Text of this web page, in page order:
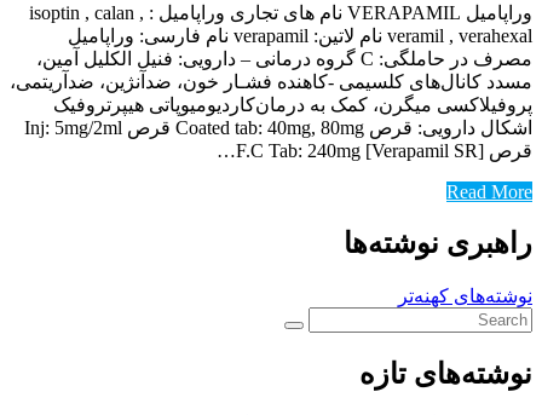
وراپامیل VERAPAMIL نام های تجاری وراپامیل : isoptin , calan ,
veramil , verahexal نام لاتین: verapamil نام فارسی: وراپامیل
مصرف در حاملگی: C گروه درمانی – دارویی: فنیل الکلیل آمین‌،
مسدد کانال‌های کلسیمی -‌کاهنده فشـار خون‌، ضدآنژین‌، ضدآریتمی‌،
پروفیلاکسی میگرن‌،‌ کمک به درمان‌کاردیومیوپاتی هیپرتروفیک‌
اشکال دارویی: قرص Coated tab: 40mg, 80mg قرص Inj: 5mg/2ml
قرص [Verapamil SR] F.C Tab: 240mg…
Read More
راهبری نوشته‌ها
نوشته‌های کهنه‌تر
نوشته‌های تازه